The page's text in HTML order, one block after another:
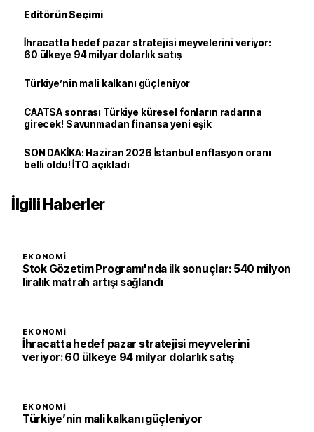
Editörün Seçimi
İhracatta hedef pazar stratejisi meyvelerini veriyor:
60 ülkeye 94 milyar dolarlık satış
Türkiye’nin mali kalkanı güçleniyor
CAATSA sonrası Türkiye küresel fonların radarına
girecek! Savunmadan finansa yeni eşik
SON DAKİKA: Haziran 2026 İstanbul enflasyon oranı
belli oldu! İTO açıkladı
İlgili Haberler
EKONOMI
Stok Gözetim Programı'nda ilk sonuçlar: 540 milyon
liralık matrah artışı sağlandı
EKONOMI
İhracatta hedef pazar stratejisi meyvelerini
veriyor: 60 ülkeye 94 milyar dolarlık satış
EKONOMI
Türkiye’nin mali kalkanı güçleniyor